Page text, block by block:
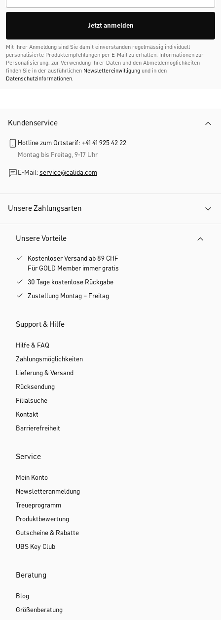
Jetzt anmelden
Mit Ihrer Anmeldung sind Sie damit einverstanden regelmässig individuell
personalisierte Produktempfehlungen per E-Mail zu erhalten. Informationen zur
Personalisierung, zur Verwendung Ihrer Daten und den Abmelde­möglichkeiten
finden Sie in der ausführlichen Newslettereinwilligung und in den
Datenschutzinformationen.
Kundenservice
Hotline zum Ortstarif: +41 41 925 42 22
Montag bis Freitag, 9-17 Uhr
E-Mail: service@calida.com
Unsere Zahlungsarten
Unsere Vorteile
Kostenloser Versand ab 89 CHF
Für GOLD Member immer gratis
30 Tage kostenlose Rückgabe
Zustellung Montag – Freitag
Support & Hilfe
Hilfe & FAQ
Zahlungsmöglichkeiten
Lieferung & Versand
Rücksendung
Filialsuche
Kontakt
Barrierefreiheit
Service
Mein Konto
Newsletteranmeldung
Treueprogramm
Produktbewertung
Gutscheine & Rabatte
UBS Key Club
Beratung
Blog
Größenberatung